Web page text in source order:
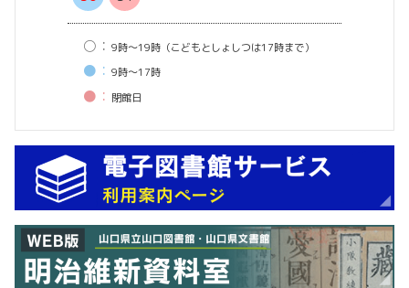
○： 9時〜19時（こどもとしょしつは17時まで）
●： 9時〜17時
●： 閉館⽇